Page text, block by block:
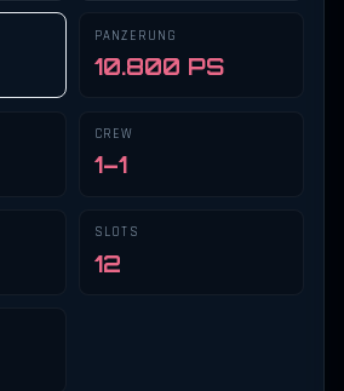
PANZERUNG
10.800 PS
CREW
1–1
SLOTS
12